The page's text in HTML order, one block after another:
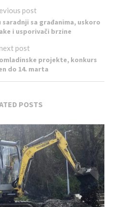
post
saradnji sa građanima, uskoro
i usporivači brzine
next post
projekte, konkurs
do 14. marta
POSTS